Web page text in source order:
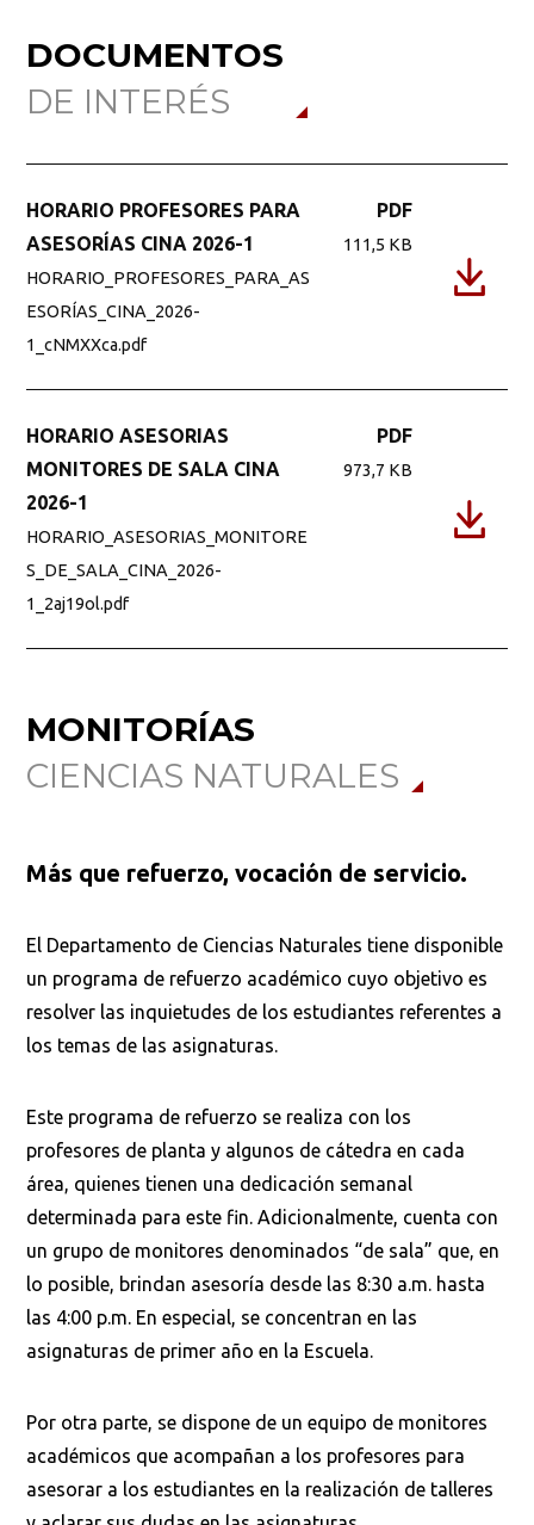
DOCUMENTOS
DE INTERÉS
HORARIO PROFESORES PARA
ASESORÍAS CINA 2026-1
HORARIO_PROFESORES_PARA_AS
ESORÍAS_CINA_2026-
1_cNMXXca.pdf
PDF
111,5 KB
HORARIO ASESORIAS
MONITORES DE SALA CINA
2026-1
HORARIO_ASESORIAS_MONITORE
S_DE_SALA_CINA_2026-
1_2aj19ol.pdf
PDF
973,7 KB
MONITORÍAS
CIENCIAS NATURALES
Más que refuerzo, vocación de servicio.
El Departamento de Ciencias Naturales tiene disponible
un programa de refuerzo académico cuyo objetivo es
resolver las inquietudes de los estudiantes referentes a
los temas de las asignaturas.
Este programa de refuerzo se realiza con los
profesores de planta y algunos de cátedra en cada
área, quienes tienen una dedicación semanal
determinada para este fin. Adicionalmente, cuenta con
un grupo de monitores denominados “de sala” que, en
lo posible, brindan asesoría desde las 8:30 a.m. hasta
las 4:00 p.m. En especial, se concentran en las
asignaturas de primer año en la Escuela.
Por otra parte, se dispone de un equipo de monitores
académicos que acompañan a los profesores para
asesorar a los estudiantes en la realización de talleres